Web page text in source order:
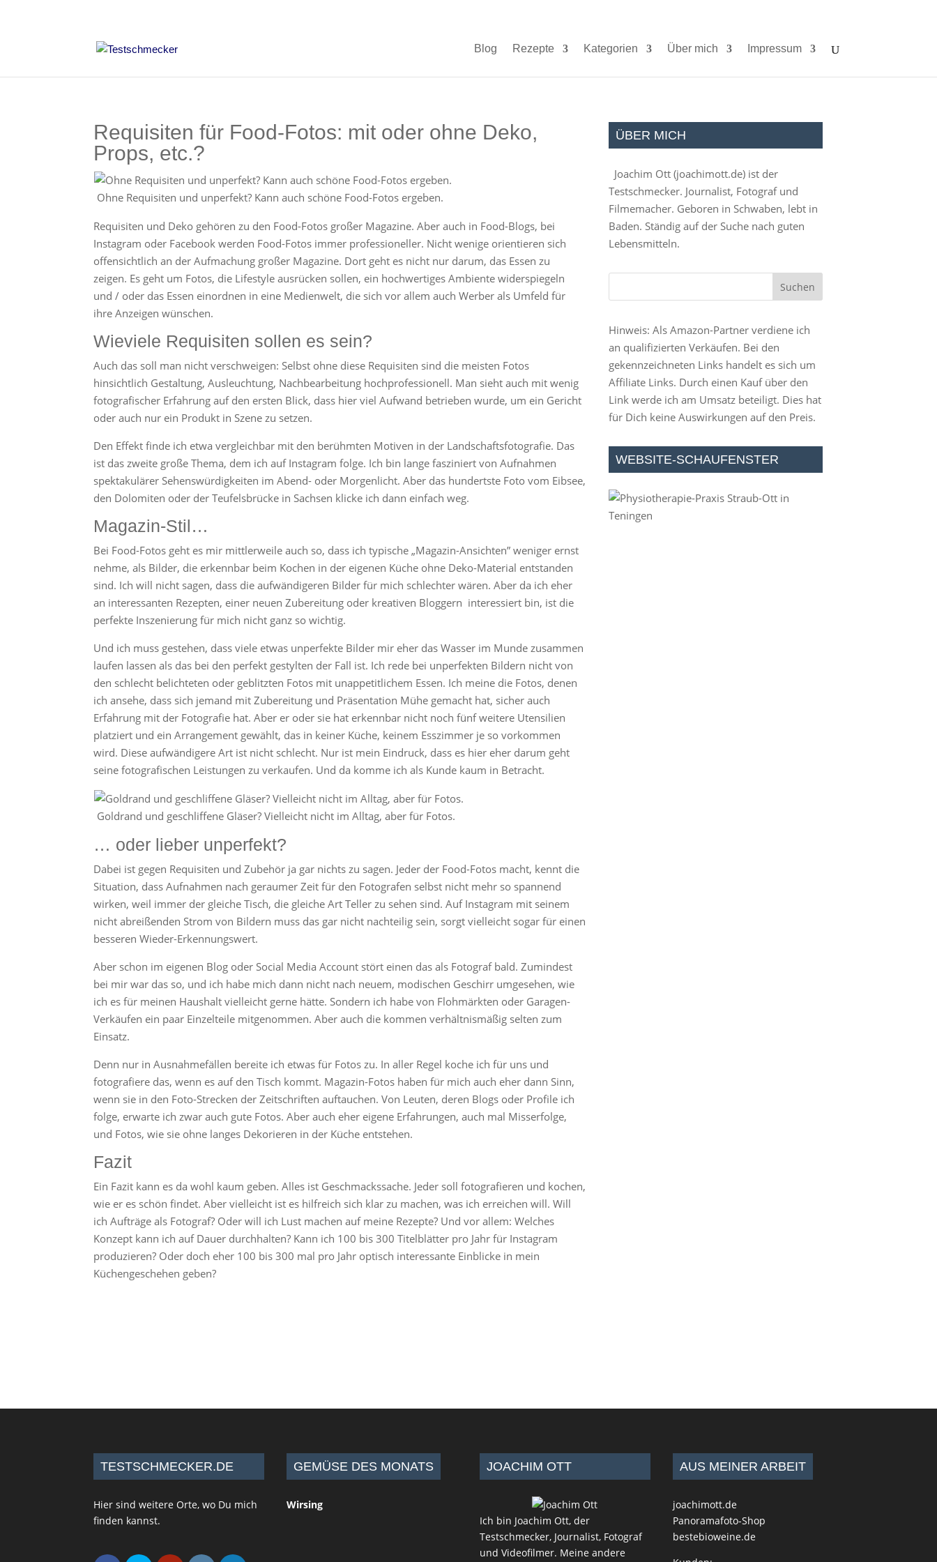
Blog Rezepte Kategorien Über mich Impressum
Requisiten für Food-Fotos: mit oder ohne Deko,
Props, etc.?
Ohne Requisiten und unperfekt? Kann auch schöne Food-Fotos ergeben.
Requisiten und Deko gehören zu den Food-Fotos großer Magazine. Aber auch in Food-Blogs, bei
Instagram oder Facebook werden Food-Fotos immer professioneller. Nicht wenige orientieren sich
offensichtlich an der Aufmachung großer Magazine. Dort geht es nicht nur darum, das Essen zu
zeigen. Es geht um Fotos, die Lifestyle ausrücken sollen, ein hochwertiges Ambiente widerspiegeln
und / oder das Essen einordnen in eine Medienwelt, die sich vor allem auch Werber als Umfeld für
ihre Anzeigen wünschen.
Wieviele Requisiten sollen es sein?
Auch das soll man nicht verschweigen: Selbst ohne diese Requisiten sind die meisten Fotos
hinsichtlich Gestaltung, Ausleuchtung, Nachbearbeitung hochprofessionell. Man sieht auch mit wenig
fotografischer Erfahrung auf den ersten Blick, dass hier viel Aufwand betrieben wurde, um ein Gericht
oder auch nur ein Produkt in Szene zu setzen.
Den Effekt finde ich etwa vergleichbar mit den berühmten Motiven in der Landschaftsfotografie. Das
ist das zweite große Thema, dem ich auf Instagram folge. Ich bin lange fasziniert von Aufnahmen
spektakulärer Sehenswürdigkeiten im Abend- oder Morgenlicht. Aber das hundertste Foto vom Eibsee,
den Dolomiten oder der Teufelsbrücke in Sachsen klicke ich dann einfach weg.
Magazin-Stil…
Bei Food-Fotos geht es mir mittlerweile auch so, dass ich typische „Magazin-Ansichten” weniger ernst
nehme, als Bilder, die erkennbar beim Kochen in der eigenen Küche ohne Deko-Material entstanden
sind. Ich will nicht sagen, dass die aufwändigeren Bilder für mich schlechter wären. Aber da ich eher
an interessanten Rezepten, einer neuen Zubereitung oder kreativen Bloggern interessiert bin, ist die
perfekte Inszenierung für mich nicht ganz so wichtig.
Und ich muss gestehen, dass viele etwas unperfekte Bilder mir eher das Wasser im Munde zusammen
laufen lassen als das bei den perfekt gestylten der Fall ist. Ich rede bei unperfekten Bildern nicht von
den schlecht belichteten oder geblitzten Fotos mit unappetitlichem Essen. Ich meine die Fotos, denen
ich ansehe, dass sich jemand mit Zubereitung und Präsentation Mühe gemacht hat, sicher auch
Erfahrung mit der Fotografie hat. Aber er oder sie hat erkennbar nicht noch fünf weitere Utensilien
platziert und ein Arrangement gewählt, das in keiner Küche, keinem Esszimmer je so vorkommen
wird. Diese aufwändigere Art ist nicht schlecht. Nur ist mein Eindruck, dass es hier eher darum geht
seine fotografischen Leistungen zu verkaufen. Und da komme ich als Kunde kaum in Betracht.
Goldrand und geschliffene Gläser? Vielleicht nicht im Alltag, aber für Fotos.
… oder lieber unperfekt?
Dabei ist gegen Requisiten und Zubehör ja gar nichts zu sagen. Jeder der Food-Fotos macht, kennt die
Situation, dass Aufnahmen nach geraumer Zeit für den Fotografen selbst nicht mehr so spannend
wirken, weil immer der gleiche Tisch, die gleiche Art Teller zu sehen sind. Auf Instagram mit seinem
nicht abreißenden Strom von Bildern muss das gar nicht nachteilig sein, sorgt vielleicht sogar für einen
besseren Wieder-Erkennungswert.
Aber schon im eigenen Blog oder Social Media Account stört einen das als Fotograf bald. Zumindest
bei mir war das so, und ich habe mich dann nicht nach neuem, modischen Geschirr umgesehen, wie
ich es für meinen Haushalt vielleicht gerne hätte. Sondern ich habe von Flohmärkten oder Garagen-
Verkäufen ein paar Einzelteile mitgenommen. Aber auch die kommen verhältnismäßig selten zum
Einsatz.
Denn nur in Ausnahmefällen bereite ich etwas für Fotos zu. In aller Regel koche ich für uns und
fotografiere das, wenn es auf den Tisch kommt. Magazin-Fotos haben für mich auch eher dann Sinn,
wenn sie in den Foto-Strecken der Zeitschriften auftauchen. Von Leuten, deren Blogs oder Profile ich
folge, erwarte ich zwar auch gute Fotos. Aber auch eher eigene Erfahrungen, auch mal Misserfolge,
und Fotos, wie sie ohne langes Dekorieren in der Küche entstehen.
Fazit
Ein Fazit kann es da wohl kaum geben. Alles ist Geschmackssache. Jeder soll fotografieren und kochen,
wie er es schön findet. Aber vielleicht ist es hilfreich sich klar zu machen, was ich erreichen will. Will
ich Aufträge als Fotograf? Oder will ich Lust machen auf meine Rezepte? Und vor allem: Welches
Konzept kann ich auf Dauer durchhalten? Kann ich 100 bis 300 Titelblätter pro Jahr für Instagram
produzieren? Oder doch eher 100 bis 300 mal pro Jahr optisch interessante Einblicke in mein
Küchengeschehen geben?
ÜBER MICH
Joachim Ott (joachimott.de) ist der
Testschmecker. Journalist, Fotograf und
Filmemacher. Geboren in Schwaben, lebt in
Baden. Ständig auf der Suche nach guten
Lebensmitteln.
Hinweis: Als Amazon-Partner verdiene ich
an qualifizierten Verkäufen. Bei den
gekennzeichneten Links handelt es sich um
Affiliate Links. Durch einen Kauf über den
Link werde ich am Umsatz beteiligt. Dies hat
für Dich keine Auswirkungen auf den Preis.
WEBSITE-SCHAUFENSTER
TESTSCHMECKER.DE
Hier sind weitere Orte, wo Du mich
finden kannst.
GEMÜSE DES MONATS
Wirsing
JOACHIM OTT
Ich bin Joachim Ott, der
Testschmecker, Journalist, Fotograf
und Videofilmer. Meine andere
AUS MEINER ARBEIT
joachimott.de
Panoramafoto-Shop
bestebioweine.de